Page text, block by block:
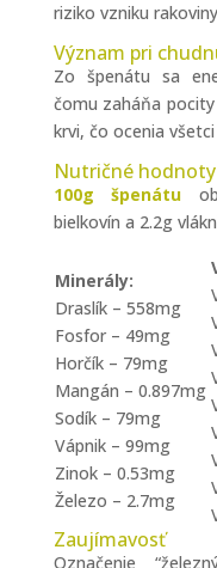
riziko vzniku
Význam pri
Zo špenátu sa
čomu zaháňa
krvi, čo ocenia
Nutričné hodnoty
100g špenátu
bielkovín a 2.2g
Minerály:
Draslík – 558mg
Fosfor – 49mg
Horčík – 79mg
Mangán – 0.897mg
Sodík – 79mg
Vápnik – 99mg
Zinok – 0.53mg
Železo – 2.7mg
Zaujímavosť
Označenie